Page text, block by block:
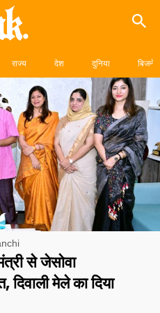
राज्य देश दुनिया बिजनेस
से जेसोवा
दिवाली मेले का दिया